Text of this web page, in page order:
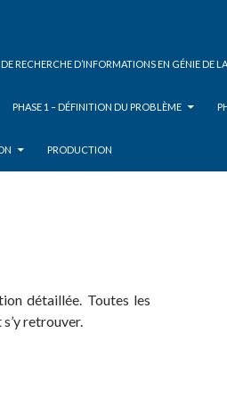
RECHERCHE D’INFORMATIONS EN GÉNIE DE
PHASE 1 – DÉFINITION DU PROBLÈME
PRODUCTION
détaillée. Toutes les
retrouver.